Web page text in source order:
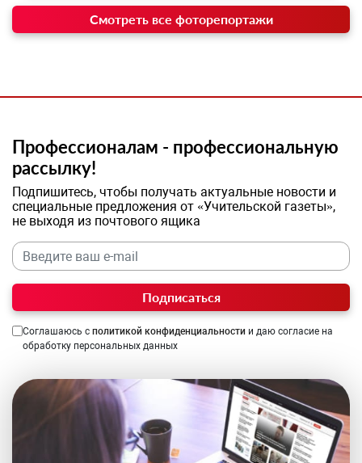
Смотреть все фоторепортажи
Профессионалам - профессиональную
рассылку!
Подпишитесь, чтобы получать актуальные новости и
специальные предложения от «Учительской газеты»,
не выходя из почтового ящика
Подписаться
Соглашаюсь с политикой конфиденциальности и даю согласие на
обработку персональных данных